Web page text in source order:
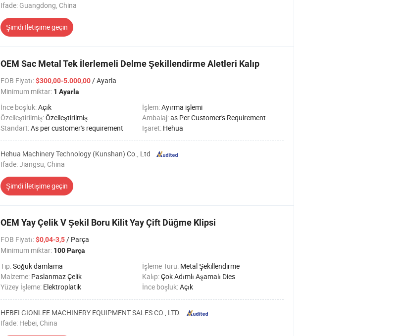
Ifade: Guangdong, China
Şimdi İletişime geçin
OEM Sac Metal Tek İlerlemeli Delme Şekillendirme Aletleri Kalıp
FOB Fiyatı:$300,00-5.000,00/ Ayarla
Minimum miktar: 1 Ayarla
İnce boşluk:Açık İşlem:Ayırma işlemi
Özelleştirilmiş:Özelleştirilmiş Ambalaj:as Per Customer's Requirement
Standart:As per customer's requirement Işaret: Hehua
Hehua Machinery Technology (Kunshan) Co., Ltd
Ifade: Jiangsu, China
Şimdi İletişime geçin
OEM Yay Çelik V Şekil Boru Kilit Yay Çift Düğme Klipsi
FOB Fiyatı:$0,04-3,5/ Parça
Minimum miktar: 100 Parça
Tip:Soğuk damlama İşleme Türü: Metal Şekillendirme
Malzeme: Paslanmaz Çelik Kalıp:Çok Adımlı Aşamalı Dies
Yüzey İşleme: Elektroplatik İnce boşluk:Açık
HEBEI GIONLEE MACHINERY EQUIPMENT SALES CO., LTD.
Ifade: Hebei, China